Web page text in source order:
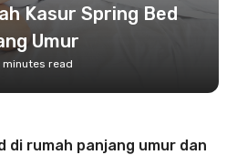
Kasur Spring Bed
Umur
minutes read
di rumah panjang umur dan